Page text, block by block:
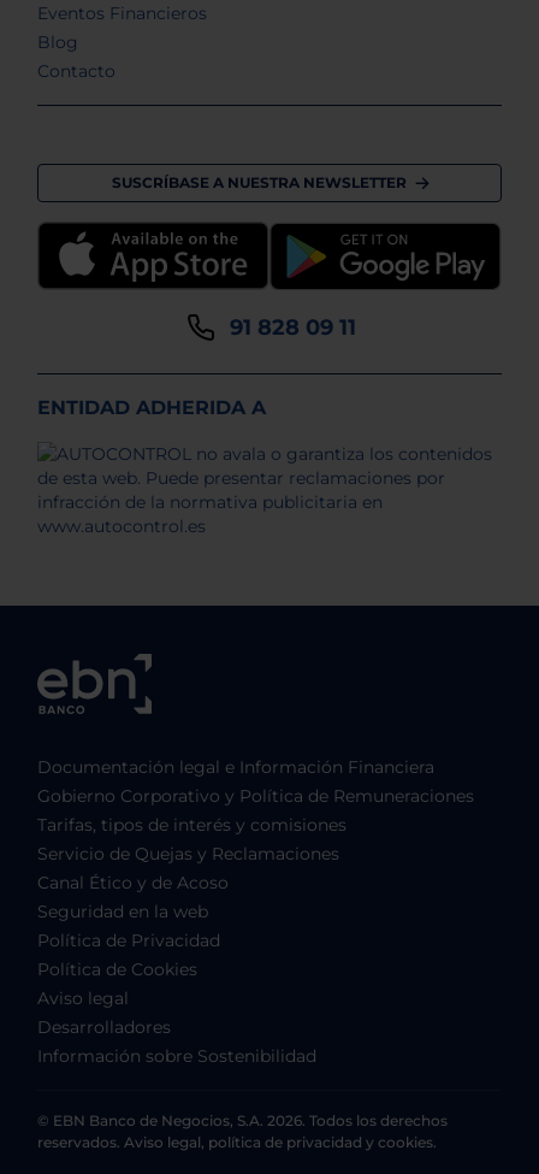
Eventos Financieros
Blog
Contacto
SUSCRÍBASE A NUESTRA NEWSLETTER
91 828 09 11
ENTIDAD ADHERIDA A
Documentación legal e Información Financiera
Gobierno Corporativo y Política de Remuneraciones
Tarifas, tipos de interés y comisiones
Servicio de Quejas y Reclamaciones
Canal Ético y de Acoso
Seguridad en la web
Política de Privacidad
Política de Cookies
Aviso legal
Desarrolladores
Información sobre Sostenibilidad
© EBN Banco de Negocios, S.A. 2026. Todos los derechos
reservados. Aviso legal, política de privacidad y cookies.